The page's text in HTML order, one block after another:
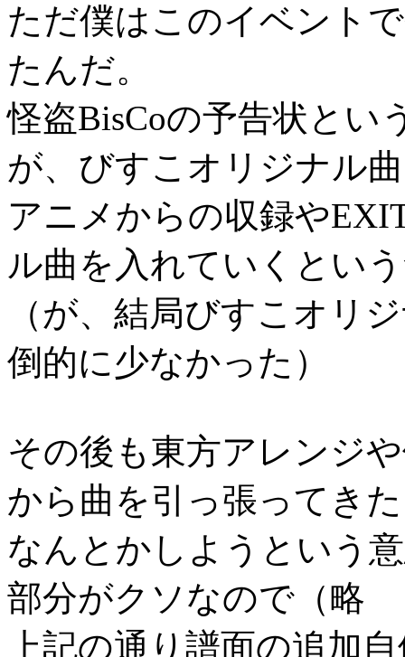
ただ僕はこのイベント
たんだ。
怪盗BisCoの予告状とい
が、びすこオリジナル
アニメからの収録や
ル曲を入れていくとい
（が、結局びすこオリ
倒的に少なかった）
その後も東方アレンジ
から曲を引っ張ってき
なんとかしようという
部分がクソなので（略
上記の通り譜面の追加